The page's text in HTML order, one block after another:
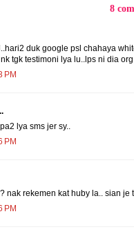
8
duk google psl chahaya
tgk testimoni lya lu..lps ni dia
PM
lya sms jer sy..
PM
nak rekemen kat huby la.. sian je
PM